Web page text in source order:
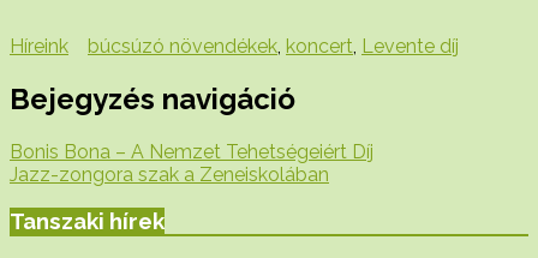
Híreink búcsúzó növendékek, koncert, Levente díj
Bejegyzés navigáció
Bonis Bona – A Nemzet Tehetségeiért Díj
Jazz-zongora szak a Zeneiskolában
Tanszaki hírek